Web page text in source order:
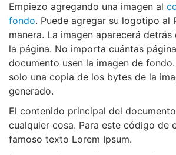
Empiezo agregando una imagen al
fondo. Puede agregar su logotipo al
manera. La imagen aparecerá
la página. No importa cuántas
documento usen la imagen de
solo una copia de los bytes de la
generado.
El contenido principal del
cualquier cosa. Para este código de
famoso texto Lorem Ipsum.